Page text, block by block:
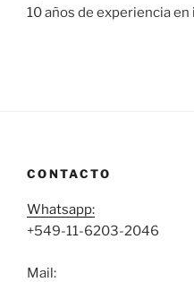
10 años de experiencia
CONTACTO
Whatsapp:
+549-11-6203-2046
Mail: